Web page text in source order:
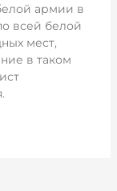
армии в
всей белой
мест,
в таком